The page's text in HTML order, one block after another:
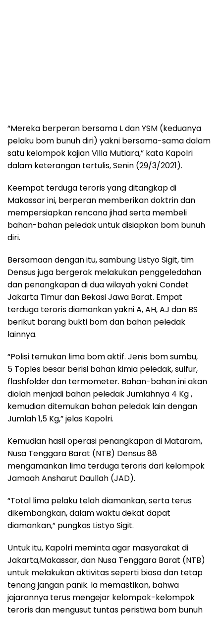
“Mereka berperan bersama L dan YSM (keduanya
pelaku bom bunuh diri) yakni bersama-sama dalam
satu kelompok kajian Villa Mutiara,” kata Kapolri
dalam keterangan tertulis, Senin (29/3/2021).
Keempat terduga teroris yang ditangkap di
Makassar ini, berperan memberikan doktrin dan
mempersiapkan rencana jihad serta membeli
bahan-bahan peledak untuk disiapkan bom bunuh
diri.
Bersamaan dengan itu, sambung Listyo Sigit, tim
Densus juga bergerak melakukan penggeledahan
dan penangkapan di dua wilayah yakni Condet
Jakarta Timur dan Bekasi Jawa Barat. Empat
terduga teroris diamankan yakni A, AH, AJ dan BS
berikut barang bukti bom dan bahan peledak
lainnya.
“Polisi temukan lima bom aktif. Jenis bom sumbu,
5 Toples besar berisi bahan kimia peledak, sulfur,
flashfolder dan termometer. Bahan-bahan ini akan
diolah menjadi bahan peledak Jumlahnya 4 Kg ,
kemudian ditemukan bahan peledak lain dengan
Jumlah 1,5 Kg,” jelas Kapolri.
Kemudian hasil operasi penangkapan di Mataram,
Nusa Tenggara Barat (NTB) Densus 88
mengamankan lima terduga teroris dari kelompok
Jamaah Ansharut Daullah (JAD).
“Total lima pelaku telah diamankan, serta terus
dikembangkan, dalam waktu dekat dapat
diamankan,” pungkas Listyo Sigit.
Untuk itu, Kapolri meminta agar masyarakat di
Jakarta,Makassar, dan Nusa Tenggara Barat (NTB)
untuk melakukan aktivitas seperti biasa dan tetap
tenang jangan panik. Ia memastikan, bahwa
jajarannya terus mengejar kelompok-kelompok
teroris dan mengusut tuntas peristiwa bom bunuh